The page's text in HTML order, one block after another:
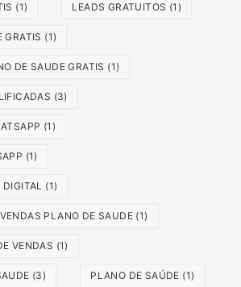
(1) LEADS GRATUITOS (1)
GRATIS (1)
DE SAUDE GRATIS (1)
(3)
(1)
(1)
DIGITAL (1)
PLANO DE SAUDE (1)
VENDAS (1)
(3) PLANO DE SAÚDE (1)